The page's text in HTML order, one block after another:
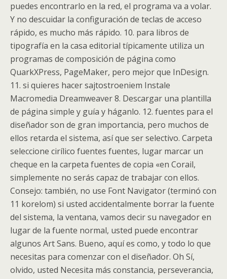
puedes encontrarlo en la red, el programa va a volar.
Y no descuidar la configuración de teclas de acceso
rápido, es mucho más rápido. 10. para libros de
tipografía en la casa editorial típicamente utiliza un
programas de composición de página como
QuarkXPress, PageMaker, pero mejor que InDesign.
11. si quieres hacer sajtostroeniem Instale
Macromedia Dreamweaver 8. Descargar una plantilla
de página simple y guía y háganlo. 12. fuentes para el
diseñador son de gran importancia, pero muchos de
ellos retarda el sistema, así que ser selectivo. Carpeta
seleccione cirílico fuentes fuentes, lugar marcar un
cheque en la carpeta fuentes de copia «en Corail,
simplemente no serás capaz de trabajar con ellos.
Consejo: también, no use Font Navigator (terminó con
11 korelom) si usted accidentalmente borrar la fuente
del sistema, la ventana, vamos decir su navegador en
lugar de la fuente normal, usted puede encontrar
algunos Art Sans. Bueno, aquí es como, y todo lo que
necesitas para comenzar con el diseñador. Oh Sí,
olvido, usted Necesita más constancia, perseverancia,